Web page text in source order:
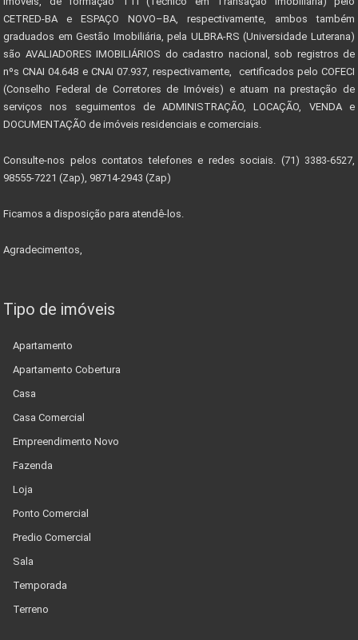
CETRED-BA e ESPAÇO NOVO–BA, respectivamente, ambos também
graduados em Gestão Imobiliária, pela ULBRA-RS (Universidade Luterana)
são AVALIADORES IMOBILIÁRIOS do cadastro nacional, sob registros de
nºs CNAI 04.648 e CNAI 07.937, respectivamente, certificados pelo COFECI
(Conselho Federal de Corretores de Imóveis) e atuam na prestação de
serviços nos seguimentos de ADMINISTRAÇÃO, LOCAÇÃO, VENDA e
DOCUMENTAÇÃO de imóveis residenciais e comerciais.
Consulte-nos pelos contatos telefones e redes sociais. (71) 3383-6527,
98555-7221 (Zap), 98714-2943 (Zap)
Ficamos a disposição para atendê-los.
Agradecimentos,
Tipo de imóveis
Apartamento
Apartamento Cobertura
Casa
Casa Comercial
Empreendimento Novo
Fazenda
Loja
Ponto Comercial
Predio Comercial
Sala
Temporada
Terreno